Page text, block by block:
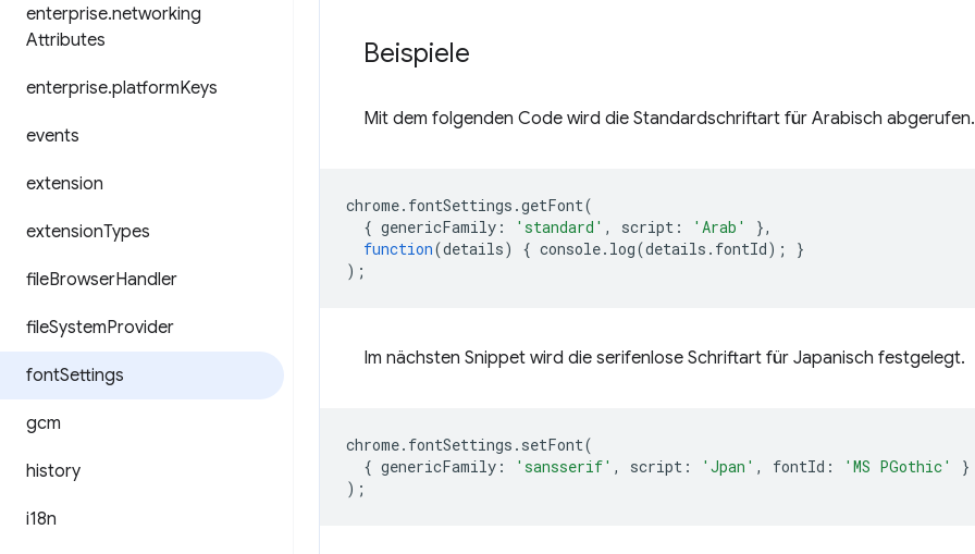
enterprise.networking
Attributes
enterprise.platformKeys
events
extension
extensionTypes
fileBrowserHandler
fileSystemProvider
fontSettings
gcm
history
i18n
Beispiele
Mit dem folgenden Code wird die Standardschriftart für Arabisch abgerufen.
chrome. fontSettings .getFont(
{ genericFamily : 'standard' , script : 'Arab'
},
function(details) { console. log(details . fontId);
}
);
Im nächsten Snippet wird die serifenlose Schriftart für Japanisch festgelegt.
chrome. fontSettings . setFont(
{ genericFamily : 'sansserif' , script : 'Jpan' , fontId : 'MS PGothic'
}
);